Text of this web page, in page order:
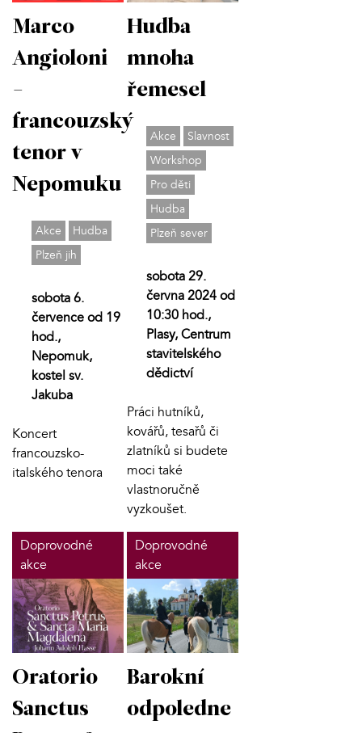
Marco
Angioloni
-
francouzský
tenor v
Nepomuku
Akce
Hudba
Plzeň jih
sobota 6.
července od 19
hod.,
Nepomuk,
kostel sv.
Jakuba
Koncert
francouzsko-
italského tenora
Hudba
mnoha
řemesel
Akce
Slavnost
Workshop
Pro děti
Hudba
Plzeň sever
sobota 29.
června 2024 od
10:30 hod.,
Plasy, Centrum
stavitelského
dědictví
Práci hutníků,
kovářů, tesařů či
zlatníků si budete
moci také
vlastnoručně
vyzkoušet.
Doprovodné
akce
Oratorio
Sanctus
Doprovodné
akce
Barokní
odpoledne